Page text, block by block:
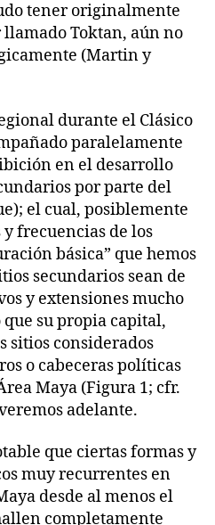
tener originalmente
Toktan, aún no
(Martin y
durante el Clásico
paralelamente
en el desarrollo
por parte del
el cual, posiblemente
frecuencias de los
básica” que hemos
secundarios sean de
y extensiones mucho
su propia capital,
sitios considerados
o cabeceras políticas
Maya (Figura 1; cfr.
adelante.
que ciertas formas y
muy recurrentes en
desde al menos el
completamente